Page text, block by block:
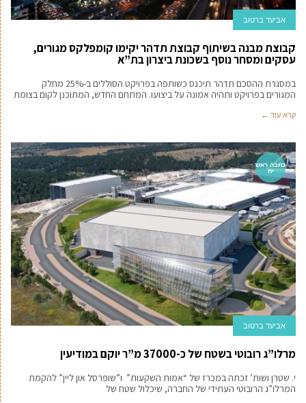
אביעד ברטוב
קבוצת מבנה בשיתוף קבוצת תדהר יקימו קומפלקס מגורים,
עסקים ומסחר נוסף בשכונת ביצרון בת”א
במסגרת ההסכם תדהר תיכנס כשותפה בפרויקט הסוללים ב-25% מחלק
המגורים בפרויקט ותהיה אמונה על ביצועו. המתחם החדש, המתוכנן לקום בצומת
קרא עוד ←
כתבה ראש
ית
אביעד ברטוב
מרלו”ג רובוטי בשטח של כ-37000 מ”ר יוקם במודיעין
י. שטרן ושות’ זכתה במכרז של “אמות השקעות” ו”שופרסל און ליין” להקמת
המרלו”ג הרובוטי העתידי של החברה, שיכלול שטח של